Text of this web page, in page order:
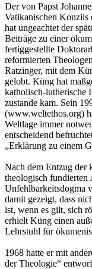
Der von Papst
Vatikanischen Konzils
hat ungeachtet der
Beiträge zu einer
fertiggestellte
reformierten
Ratzinger, mit dem
gelobt. Küng hat
katholisch-lutherische
zustande kam. Sein
(www.weltethos.org)
Weltlage immer
entscheidend
„Erklärung zu einem
Nach dem Entzug der
theologisch fundierten
Unfehlbarkeitsdogma
damit gezeigt, dass
ist, wenn es gilt, sich
erhielt Küng einen
Lehrstuhl für
1968 hatte er mit
der Theologie“